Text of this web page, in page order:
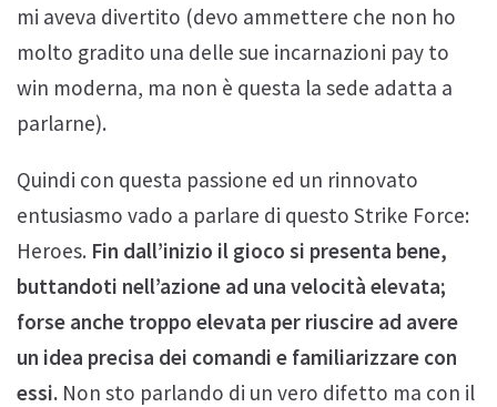
mi aveva divertito (devo ammettere che non ho
molto gradito una delle sue incarnazioni pay to
win moderna, ma non è questa la sede adatta a
parlarne).
Quindi con questa passione ed un rinnovato
entusiasmo vado a parlare di questo Strike Force:
Heroes. Fin dall’inizio il gioco si presenta bene,
buttandoti nell’azione ad una velocità elevata;
forse anche troppo elevata per riuscire ad avere
un idea precisa dei comandi e familiarizzare con
essi. Non sto parlando di un vero difetto ma con il